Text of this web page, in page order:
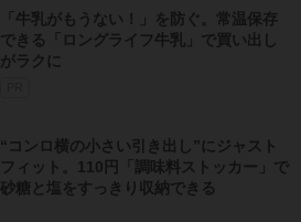
「牛乳がもうない！」を防ぐ。常温保存
できる「ロングライフ牛乳」で買い出し
がラクに
“コンロ横の小さい引き出し”にジャスト
フィット。110円「調味料ストッカー」で
砂糖と塩をすっきり収納できる